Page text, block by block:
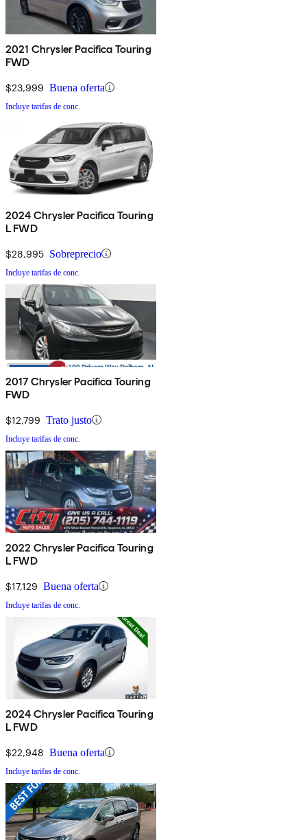
2021 Chrysler Pacifica Touring
FWD
$23,999 Buena oferta
Incluye tarifas de conc.
2024 Chrysler Pacifica Touring
L FWD
$28,995 Sobreprecio
Incluye tarifas de conc.
2017 Chrysler Pacifica Touring
FWD
$12,799 Trato justo
Incluye tarifas de conc.
2022 Chrysler Pacifica Touring
L FWD
$17,129 Buena oferta
Incluye tarifas de conc.
2024 Chrysler Pacifica Touring
L FWD
$22,948 Buena oferta
Incluye tarifas de conc.